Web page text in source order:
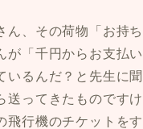
ん、その荷物「お持
が「千円からお支払
いるんだ？と先生に
送ってきたものです
飛行機のチケットを